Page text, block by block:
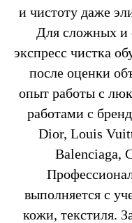
и чистоту даже
Для сложных и
экспресс чистка
после оценки
опыт работы с
работами с
Dior, Louis
Balenciaga,
выполняется с
кожи, текстиля.